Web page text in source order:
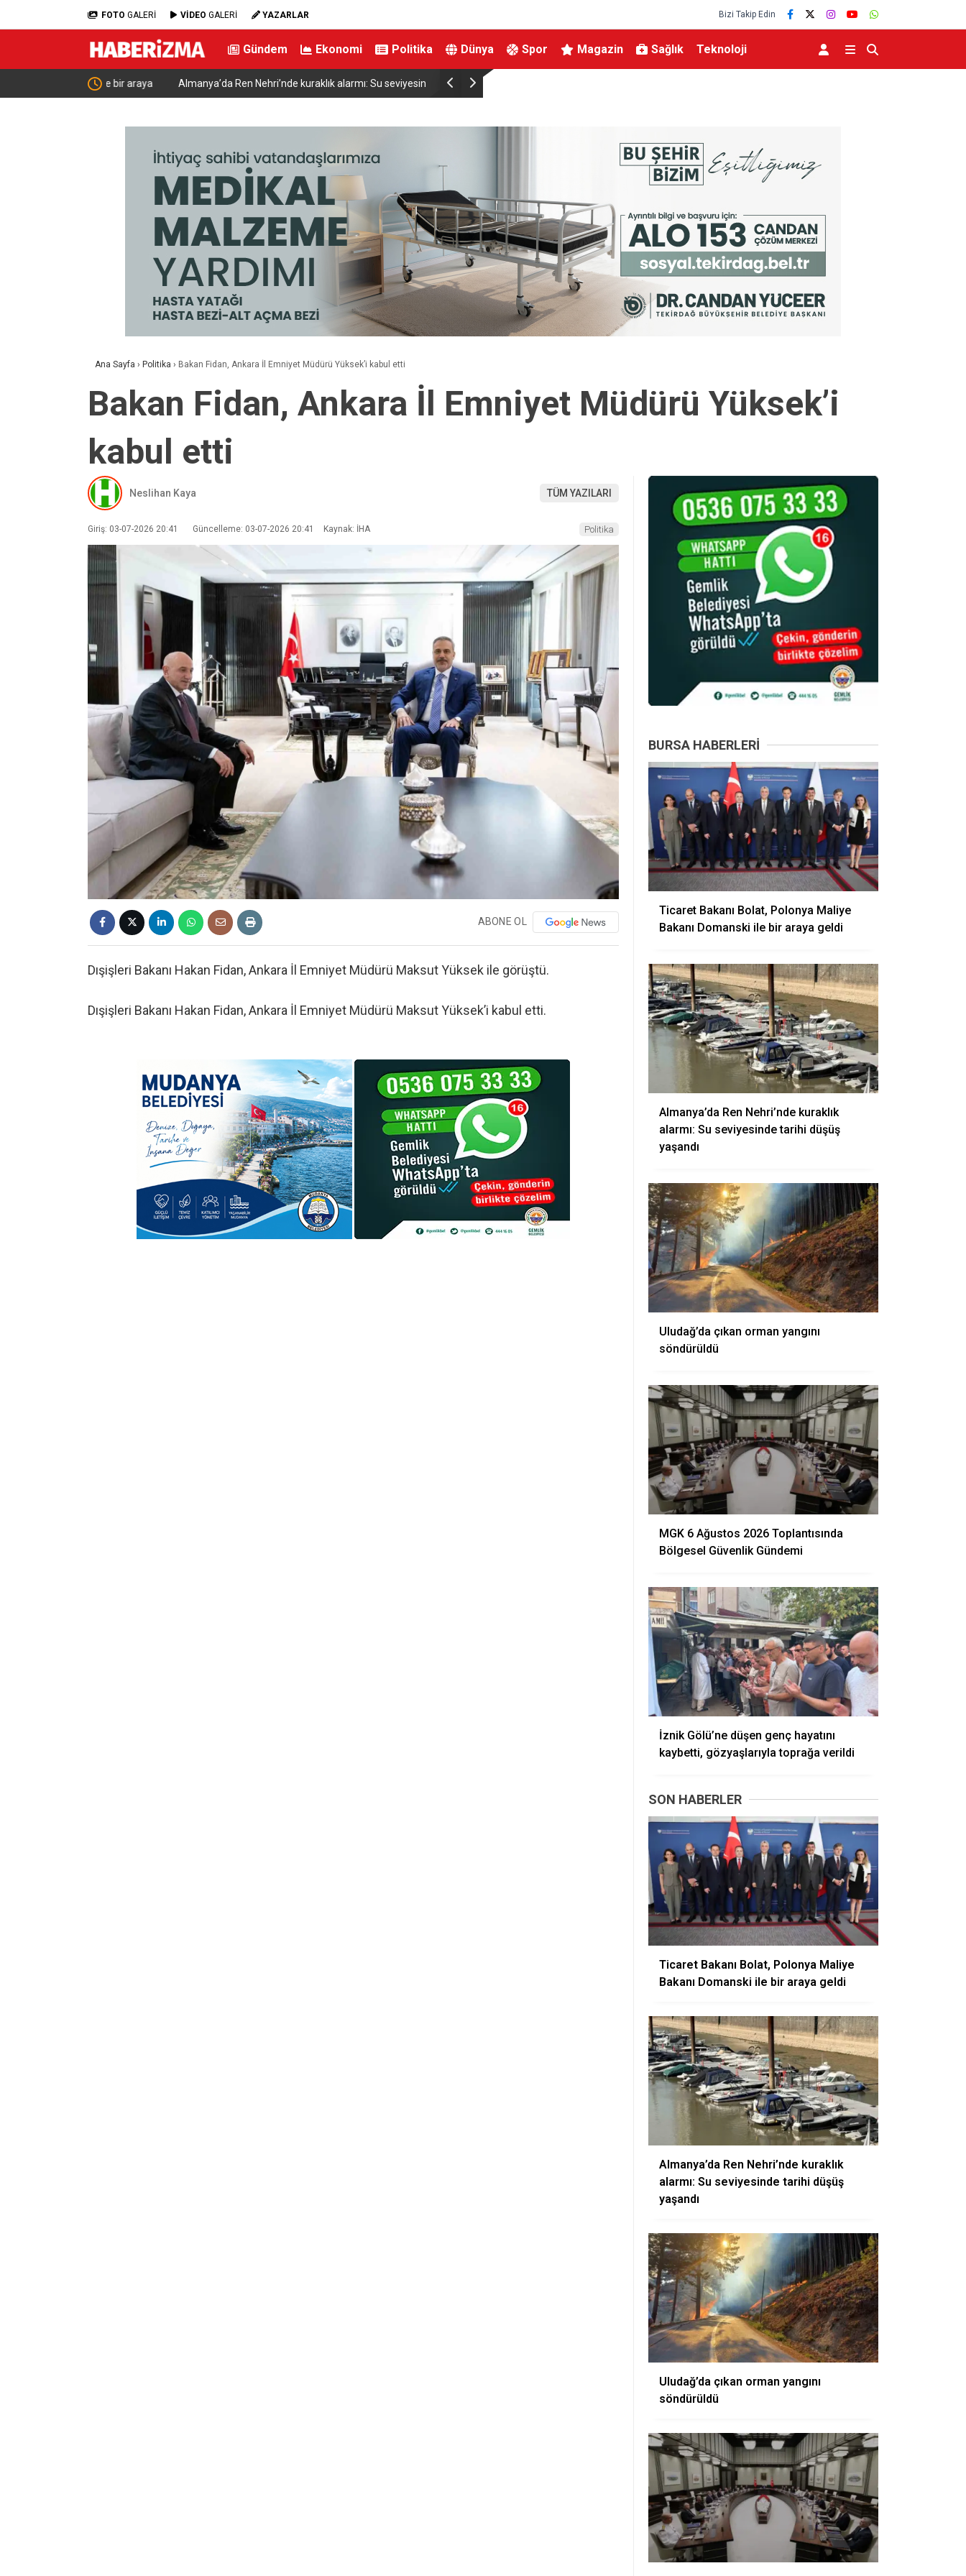
FOTO GALERİ VİDEO GALERİ YAZARLAR Bizi Takip Edin
Gündem Ekonomi Politika Dünya Spor Magazin Sağlık Teknoloji
Almanya’da Ren Nehri’nde kuraklık alarmı: Su seviyesinde tarihi düşüş Uludağ’da çıkan orman yangını söndürüldü
Ana Sayfa › Politika › Bakan Fidan, Ankara İl Emniyet Müdürü Yüksek’i kabul etti
Bakan Fidan, Ankara İl Emniyet Müdürü Yüksek’i
kabul etti
Neslihan Kaya TÜM YAZILARI
Giriş: 03-07-2026 20:41 Güncelleme: 03-07-2026 20:41 Kaynak: İHA Politika
ABONE OL
Dışişleri Bakanı Hakan Fidan, Ankara İl Emniyet Müdürü Maksut Yüksek ile görüştü.
Dışişleri Bakanı Hakan Fidan, Ankara İl Emniyet Müdürü Maksut Yüksek’i kabul etti.
BURSA HABERLERI
Ticaret Bakanı Bolat, Polonya Maliye
Bakanı Domanski ile bir araya geldi
Almanya’da Ren Nehri’nde kuraklık
alarmı: Su seviyesinde tarihi düşüş
yaşandı
Uludağ’da çıkan orman yangını
söndürüldü
MGK 6 Ağustos 2026 Toplantısında
Bölgesel Güvenlik Gündemi
İznik Gölü’ne düşen genç hayatını
kaybetti, gözyaşlarıyla toprağa verildi
SON HABERLER
Ticaret Bakanı Bolat, Polonya Maliye
Bakanı Domanski ile bir araya geldi
Almanya’da Ren Nehri’nde kuraklık
alarmı: Su seviyesinde tarihi düşüş
yaşandı
Uludağ’da çıkan orman yangını
söndürüldü